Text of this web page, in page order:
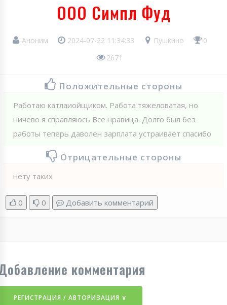
ООО Симпл Фуд
Аноним 2024-07-22 11:34:33 Пушкино
0
2671
Положительные стороны
Работаю катлаиойщиком. Работа тяжеловатая, но
ничево я справляюсь Все нравица. Долго был без
работы теперь даволен зарплата устраивает спасибо
Отрицательные стороны
нету таких
0 0 Добавить комментарий
комментария
РЕГИСТРАЦИЯ / АВТОРИЗАЦИЯ ∨